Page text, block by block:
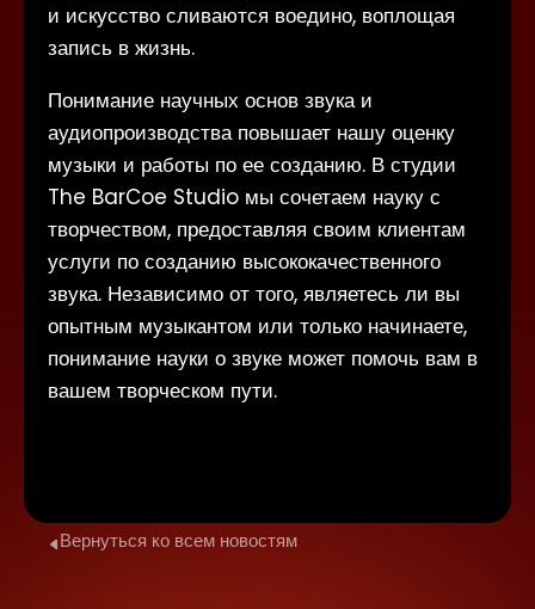
и искусство сливаются воедино, воплощая
запись в жизнь.
Понимание научных основ звука и
аудиопроизводства повышает нашу оценку
музыки и работы по ее созданию. В студии
The BarCoe Studio мы сочетаем науку с
творчеством, предоставляя своим клиентам
услуги по созданию высококачественного
звука. Независимо от того, являетесь ли вы
опытным музыкантом или только начинаете,
понимание науки о звуке может помочь вам в
вашем творческом пути.
Вернуться ко всем новостям